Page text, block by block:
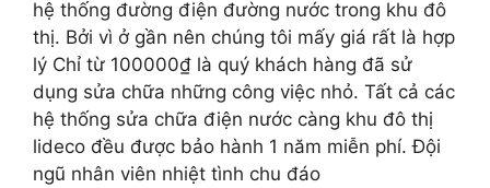
hệ thống đường điện đường nước trong khu đô
thị. Bởi vì ở gần nên chúng tôi mấy giá rất là hợp
lý Chỉ từ 100000₫ là quý khách hàng đã sử
dụng sửa chữa những công việc nhỏ. Tất cả các
hệ thống sửa chữa điện nước càng khu đô thị
lideco đều được bảo hành 1 năm miễn phí. Đội
ngũ nhân viên nhiệt tình chu đáo